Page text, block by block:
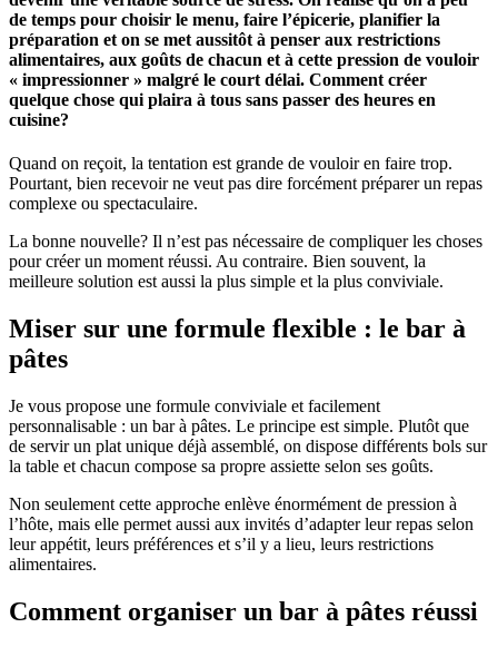
de temps pour choisir le menu, faire l’épicerie, planifier la
préparation et on se met aussitôt à penser aux restrictions
alimentaires, aux goûts de chacun et à cette pression de vouloir
« impressionner » malgré le court délai. Comment créer
quelque chose qui plaira à tous sans passer des heures en
cuisine?
Quand on reçoit, la tentation est grande de vouloir en faire trop.
Pourtant, bien recevoir ne veut pas dire forcément préparer un repas
complexe ou spectaculaire.
La bonne nouvelle? Il n’est pas nécessaire de compliquer les choses
pour créer un moment réussi. Au contraire. Bien souvent, la
meilleure solution est aussi la plus simple et la plus conviviale.
Miser sur une formule flexible : le bar à
pâtes
Je vous propose une formule conviviale et facilement
personnalisable : un bar à pâtes. Le principe est simple. Plutôt que
de servir un plat unique déjà assemblé, on dispose différents bols sur
la table et chacun compose sa propre assiette selon ses goûts.
Non seulement cette approche enlève énormément de pression à
l’hôte, mais elle permet aussi aux invités d’adapter leur repas selon
leur appétit, leurs préférences et s’il y a lieu, leurs restrictions
alimentaires.
Comment organiser un bar à pâtes réussi